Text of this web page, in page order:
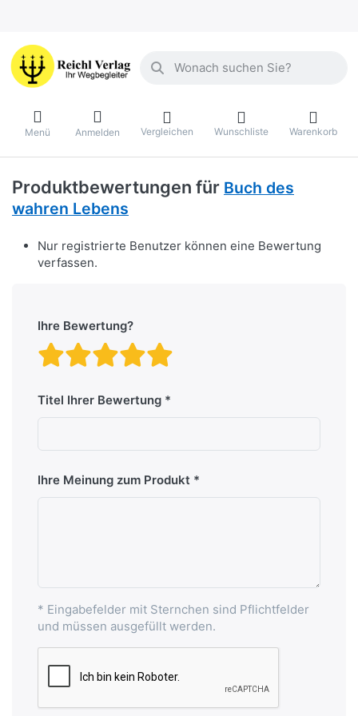
Geben Sie einen Suchbegriff ein.
Menü Anmelden Vergleichen Wunschliste Warenkorb
Produktbewertungen für Buch des
wahren Lebens
Nur registrierte Benutzer können eine Bewertung
verfassen.
Ihre Bewertung?
Bewertung: 4 von
Bewertung: 3 von 5
Bewertung: 2 von 5
Bewertung: 1 von 5
Titel Ihrer Bewertung
Ihre Meinung zum Produkt
* Eingabefelder mit Sternchen sind Pflichtfelder
und müssen ausgefüllt werden.